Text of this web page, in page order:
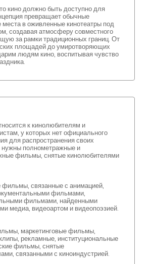
кино должно быть доступно для
превращает обычные
в оживленные кинотеатры под
создавая атмосферу совместного
за рамки традиционных границ. От
площадей до умиротворяющих
людям кино, воспитывая чувство
к кинолюбителям и
у которых нет официального
для распространения своих
полнометражные и
фильмы, снятые кинолюбителями
фильмы, связанные с анимацией,
фильмами,
фильмами, найденными
медиа, видеоартом и видеопоэзией.
маркетинговые фильмы,
рекламные, институциональные
фильмы, снятые
связанными с киноиндустрией.